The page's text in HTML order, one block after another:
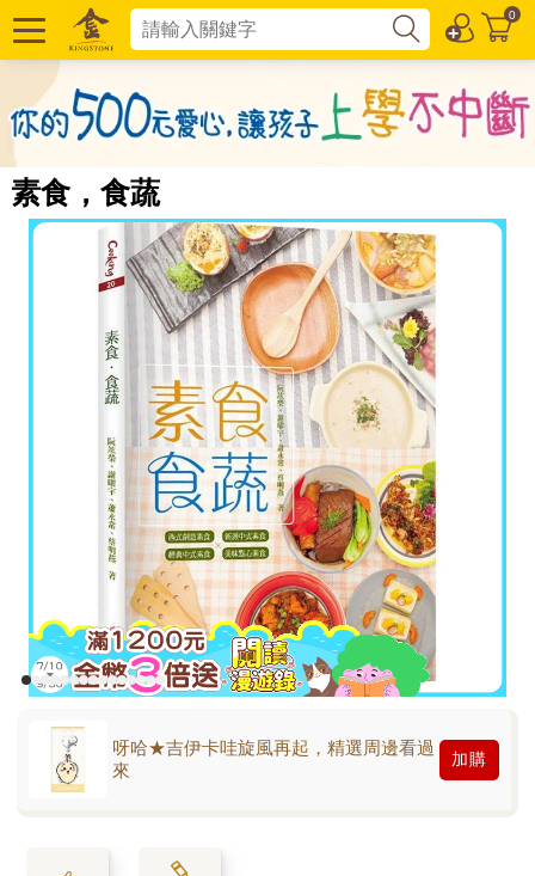
0
素食，食蔬
呀哈★吉伊卡哇旋風再起，精選周邊看過
來
加購